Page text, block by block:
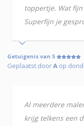
toppertje. Wat
Superfijn je
Getuigenis van 5
Geplaatst doorA op
Al meerdere
krijg telkens een